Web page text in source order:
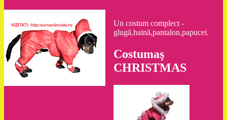
Un costum complect -
glugă,haină,pantalon,papucei.
Costumaş
CHRISTMAS